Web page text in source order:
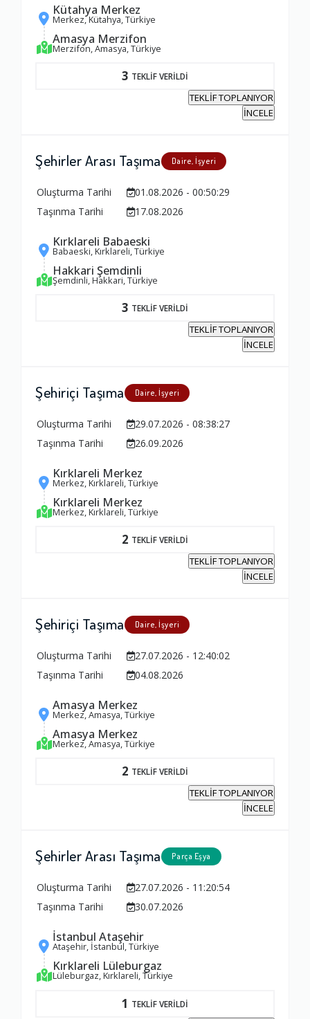
Kütahya Merkez
Merkez, Kütahya, Türkiye
Amasya Merzifon
Merzifon, Amasya, Türkiye
3 TEKLİF VERİLDİ
TEKLİF TOPLANIYOR
İNCELE
Şehirler Arası Taşıma Daire, İşyeri
Oluşturma Tarihi
01.08.2026 - 00:50:29
Taşınma Tarihi
17.08.2026
Kırklareli Babaeski
Babaeski, Kırklareli, Türkiye
Hakkari Şemdinli
Şemdinli, Hakkari, Türkiye
3 TEKLİF VERİLDİ
TEKLİF TOPLANIYOR
İNCELE
Şehiriçi Taşıma Daire, İşyeri
Oluşturma Tarihi
29.07.2026 - 08:38:27
Taşınma Tarihi
26.09.2026
Kırklareli Merkez
Merkez, Kırklareli, Türkiye
Kırklareli Merkez
Merkez, Kırklareli, Türkiye
2 TEKLİF VERİLDİ
TEKLİF TOPLANIYOR
İNCELE
Şehiriçi Taşıma Daire, İşyeri
Oluşturma Tarihi
27.07.2026 - 12:40:02
Taşınma Tarihi
04.08.2026
Amasya Merkez
Merkez, Amasya, Türkiye
Amasya Merkez
Merkez, Amasya, Türkiye
2 TEKLİF VERİLDİ
TEKLİF TOPLANIYOR
İNCELE
Şehirler Arası Taşıma Parça Eşya
Oluşturma Tarihi
27.07.2026 - 11:20:54
Taşınma Tarihi
30.07.2026
İstanbul Ataşehir
Ataşehir, İstanbul, Türkiye
Kırklareli Lüleburgaz
Lüleburgaz, Kırklareli, Türkiye
1 TEKLİF VERİLDİ
Fiyatlandırma Dengesi